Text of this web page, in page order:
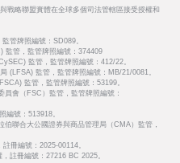
戰略聯盟實體在全球多個司法管轄區接受授權和
管牌照編號：SD089。
監管，監管牌照編號：374409
監管，監管牌照編號：412/22。
(LFSA) 監管，監管牌照編號：MB/21/0081。
監管，監管牌照編號：53199。
會（FSC）監管，監管牌照編號：
編號：513918。
聯合大公國證券與商品管理局（CMA）監管，
冊編號：2025-00114。
註冊編號：27216 BC 2025。